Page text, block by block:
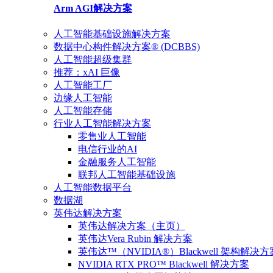
Arm AGI解决方案
人工智能基础设施解决方案
数据中心构件解决方案® (DCBBS)
人工智能超级集群
推荐：xAI 巨像
人工智能工厂
边缘人工智能
人工智能存储
行业人工智能解决方案
零售业人工智能
电信行业的AI
金融服务人工智能
联邦人工智能基础设施
人工智能数据平台
数据湖
英伟达解决方案
英伟达解决方案（主页）
英伟达Vera Rubin 解决方案
英伟达™（NVIDIA®）Blackwell 架构解决方
NVIDIA RTX PRO™ Blackwell 解决方案